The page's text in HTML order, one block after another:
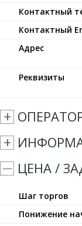
Контактный
Контактный
Адрес
Реквизиты
ЦЕНА /
Шаг торгов
Понижение